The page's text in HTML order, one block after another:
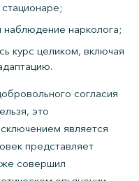
наблюдение нарколога;
курс целиком, включая
согласия
это
является
представляет
совершил